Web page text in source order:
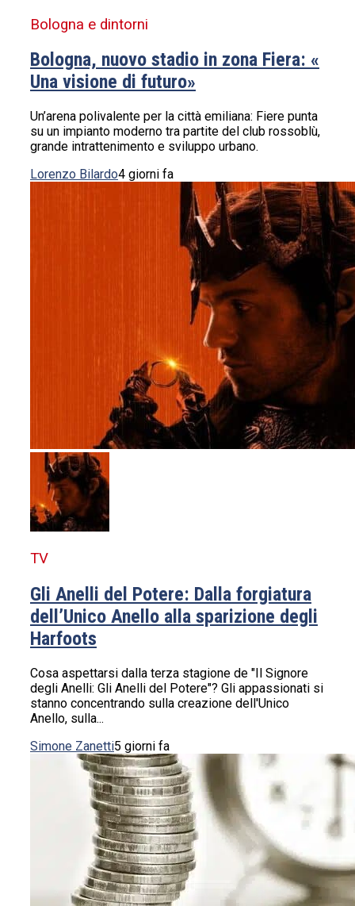
Bologna e dintorni
Bologna, nuovo stadio in zona Fiera: «
Una visione di futuro»
Un’arena polivalente per la città emiliana: Fiere punta
su un impianto moderno tra partite del club rossoblù,
grande intrattenimento e sviluppo urbano.
Lorenzo Bilardo4 giorni fa
TV
Gli Anelli del Potere: Dalla forgiatura
dell’Unico Anello alla sparizione degli
Harfoots
Cosa aspettarsi dalla terza stagione de "Il Signore
degli Anelli: Gli Anelli del Potere"? Gli appassionati si
stanno concentrando sulla creazione dell'Unico
Anello, sulla...
Simone Zanetti5 giorni fa